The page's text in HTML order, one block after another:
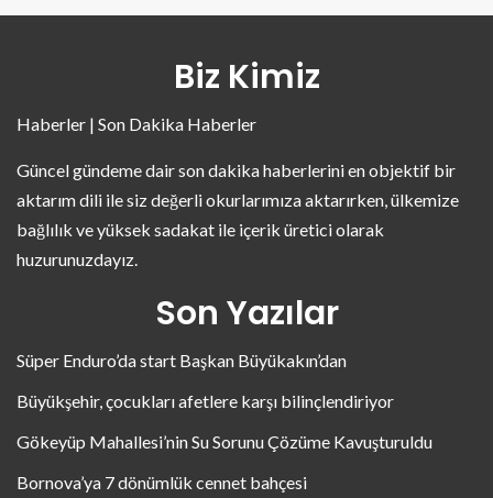
Biz Kimiz
Haberler | Son Dakika Haberler
Güncel gündeme dair son dakika haberlerini en objektif bir
aktarım dili ile siz değerli okurlarımıza aktarırken, ülkemize
bağlılık ve yüksek sadakat ile içerik üretici olarak
huzurunuzdayız.
Son Yazılar
Süper Enduro’da start Başkan Büyükakın’dan
Büyükşehir, çocukları afetlere karşı bilinçlendiriyor
Gökeyüp Mahallesi’nin Su Sorunu Çözüme Kavuşturuldu
Bornova’ya 7 dönümlük cennet bahçesi